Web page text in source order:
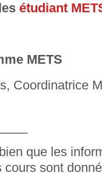
étudiant
METS
Coordinatrice
que les
sont